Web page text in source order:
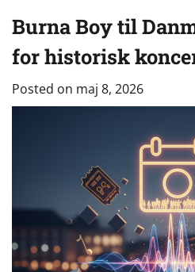
Burna Boy til
for historisk
Posted on maj 8, 2026